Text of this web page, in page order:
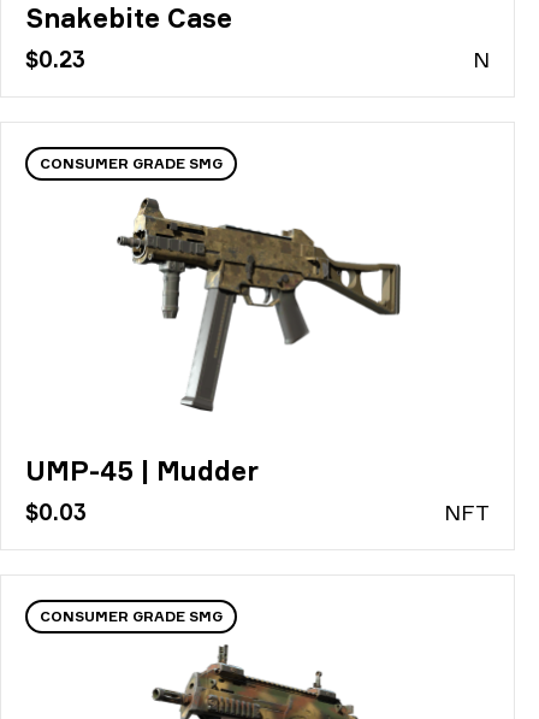
Snakebite Case
$0.23 N
CONSUMER GRADE SMG
UMP-45 | Mudder
$0.03 NFT
CONSUMER GRADE SMG